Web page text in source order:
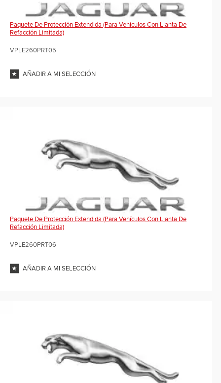
Paquete De Protección Extendida (para Vehículos Con Llanta De
Refacción Limitada)
VPLE260PRT05
AÑADIR A MI SELECCIÓN
Paquete De Protección Extendida (para Vehículos Con Llanta De
Refacción Limitada)
VPLE260PRT06
AÑADIR A MI SELECCIÓN